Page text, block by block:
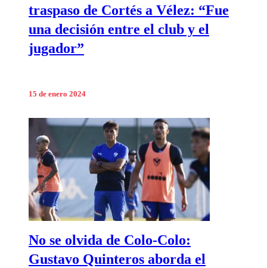
traspaso de Cortés a Vélez: “Fue
una decisión entre el club y el
jugador”
15 de enero 2024
No se olvida de Colo-Colo:
Gustavo Quinteros aborda el